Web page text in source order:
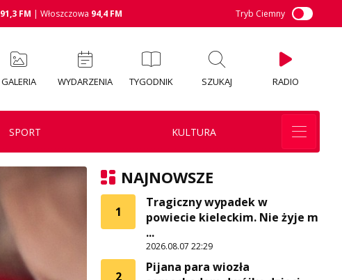
91,3 FM | Włoszczowa 94,4 FM Tryb Ciemny
GALERIA WYDARZENIA TYGODNIK SZUKAJ RADIO
SPORT KULTURA
NAJNOWSZE
1
Tragiczny wypadek w
powiecie kieleckim. Nie żyje m
...
2026.08.07 22:29
2
Pijana para wiozła